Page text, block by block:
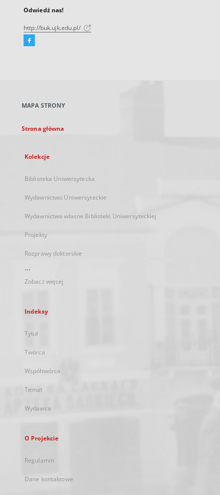
Odwiedź nas!
http://buk.ujk.edu.pl/
Facebook
karcie
MAPA STRONY
Strona główna
Kolekcje
Biblioteka Uniwersytecka
Wydawnictwo Uniwersyteckie
Wydawnictwa własne Biblioteki Uniwersyteckiej
Projekty
Rozprawy doktorskie
...
Zobacz więcej
Indeksy
Tytuł
Twórca
Współtwórca
Temat
Wydawca
O Projekcie
Regulamin
Dane kontaktowe